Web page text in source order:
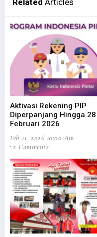
Aktivasi Rekening PIP
Diperpanjang Hingga 28
Februari 2026
Feb 11, 2026 10:00 Am
2 Comments